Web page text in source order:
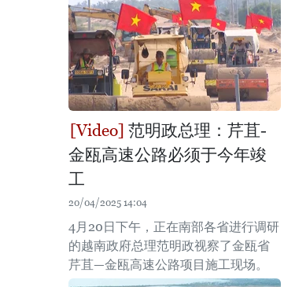
范明政总理：芹苴-
金瓯高速公路必须于今年竣
工
20/04/2025 14:04
4月20日下午，正在南部各省进行调研
的越南政府总理范明政视察了金瓯省
芹苴—金瓯高速公路项目施工现场。